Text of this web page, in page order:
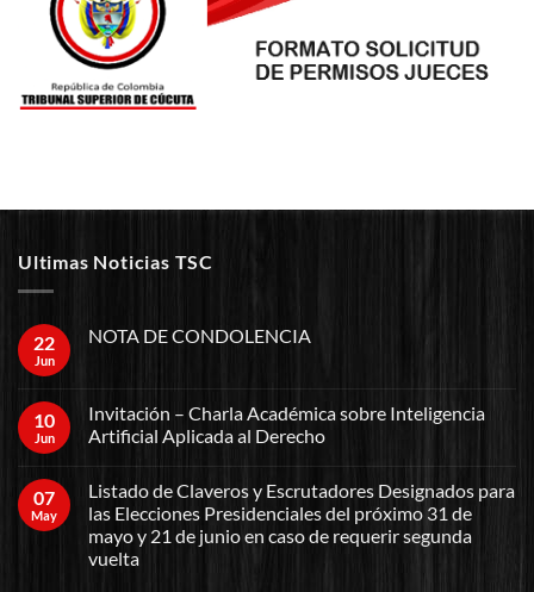
Ultimas Noticias TSC
22
Jun
NOTA DE CONDOLENCIA
10
Jun
Invitación – Charla Académica sobre Inteligencia
Artificial Aplicada al Derecho
07
May
Listado de Claveros y Escrutadores Designados para
las Elecciones Presidenciales del próximo 31 de
mayo y 21 de junio en caso de requerir segunda
vuelta